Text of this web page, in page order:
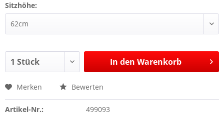
Sitzhöhe:
In den Warenkorb
Merken Bewerten
Artikel-Nr.: 499093